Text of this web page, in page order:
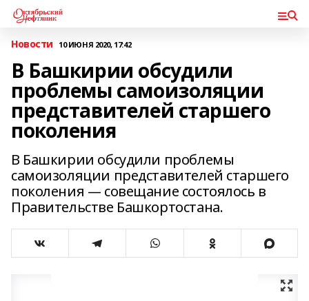
Новости 10 ИЮНЯ 2020, 17:42
В Башкирии обсудили
проблемы самоизоляции
представителей старшего
поколения
В Башкирии обсудили проблемы
самоизоляции представителей старшего
поколения — совещание состоялось в
Правительстве Башкортостана.